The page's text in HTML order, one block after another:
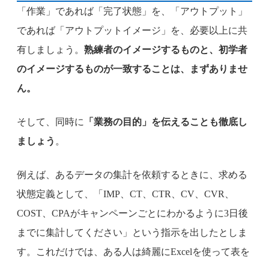
「作業」であれば「完了状態」を、「アウトプット」
であれば「アウトプットイメージ」を、必要以上に共
有しましょう。 熟練者のイメージするものと、初学者
のイメージするものが一致することは、まずありませ
ん。
そして、同時に
「業務の目的」を伝えることも徹底し
ましょう 。
例えば、あるデータの集計を依頼するときに、求める
状態定義として、「IMP、CT、CTR、CV、CVR、
COST、CPAがキャンペーンごとにわかるように3日後
までに集計してください」という指示を出したとしま
す。これだけでは、ある人は綺麗にExcelを使って表を